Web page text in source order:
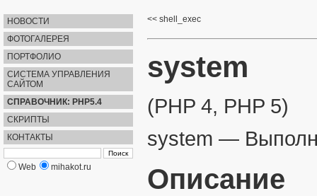
НОВОСТИ
ФОТОГАЛЕРЕЯ
ПОРТФОЛИО
СИСТЕМА УПРАВЛЕНИЯ
САЙТОМ
СПРАВОЧНИК: PHP5.4
СКРИПТЫ
КОНТАКТЫ
Web mihakot.ru
shell_exec
system
(PHP 4, PHP 5)
system —
Описание